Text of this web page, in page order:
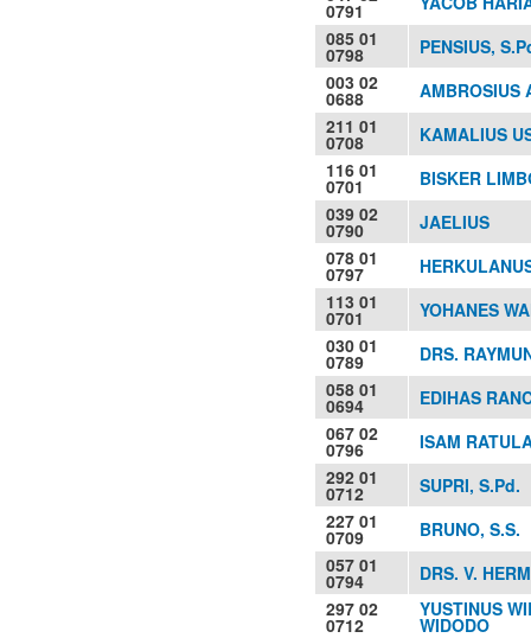
0791
085 01
0798
PENSIUS,
003 02
0688
AMBROSIUS
211 01
0708
KAMALIUS
116 01
0701
BISKER
039 02
0790
JAELIUS
078 01
0797
113 01
0701
YOHANES
030 01
0789
DRS.
058 01
0694
EDIHAS
067 02
0796
ISAM
292 01
0712
SUPRI, S.Pd.
227 01
0709
BRUNO, S.S.
057 01
0794
DRS. V.
297 02
0712
YUSTINUS
WIDODO